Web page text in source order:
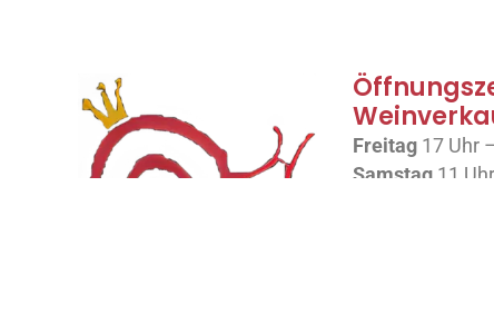
Freitag 17 Uhr
Samstag 11